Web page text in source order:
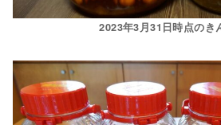
2023年3月31日時点のき